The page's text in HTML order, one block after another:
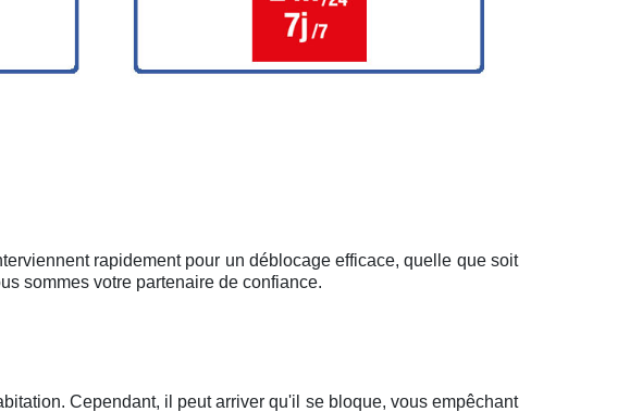
rapidement pour un déblocage efficace, quelle que soit
sommes votre partenaire de confiance.
Cependant, il peut arriver qu'il se bloque, vous empêchant